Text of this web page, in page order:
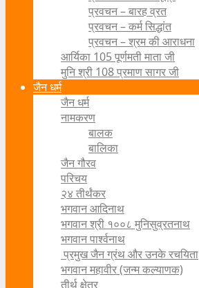
प्रवचन – बारह व्रत
प्रवचन – कर्म सिद्धांत
प्रवचन – श्रम की आराधना
आर्यिका 105 पूर्णमती माता जी
मुनि श्री 108 प्रमाण सागर जी
जैन धर्म
जैन धर्म
नामकरण
बालक
बालिका
जैन गौरव
परिचय
२४ तीर्थंकर
भगवान आदिनाथ
भगवान श्री १००८ मुनिसुव्रतनाथ
भगवान पार्श्वनाथ
प्रमुख जैन ग्रंथ और उनके रचयिता
भगवान महावीर (जन्म कल्याणक)
तीर्थ क्षेत्र